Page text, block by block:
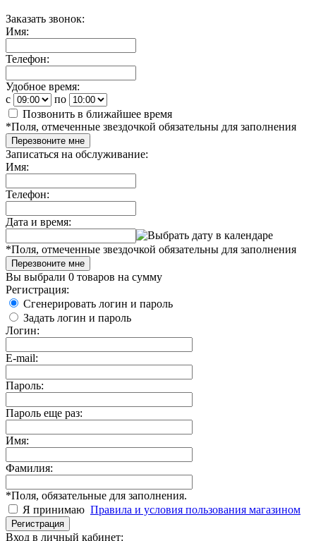
Заказать звонок:
Имя:
Телефон:
Удобное время:
c
по
Позвонить в ближайшее время
*Поля, отмеченные звездочкой обязательны для заполнения
Перезвоните мне
Записаться на обслуживание:
Имя:
Телефон:
Дата и время:
*Поля, отмеченные звездочкой обязательны для заполнения
Перезвоните мне
Вы выбрали 0 товаров на сумму
Регистрация:
Сгенерировать логин и пароль
Задать логин и пароль
Логин:
E-mail:
Пароль:
Пароль еще раз:
Имя:
Фамилия:
*Поля, обязательные для заполнения.
Я принимаю Правила и условия пользования магазином
Регистрация
Вход в личный кабинет: